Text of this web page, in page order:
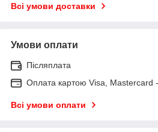
Всі умови доставки
Умови оплати
Післяплата
Оплата картою Visa, Mastercard
Всі умови оплати